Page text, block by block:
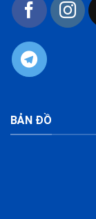
BẢN ĐỒ